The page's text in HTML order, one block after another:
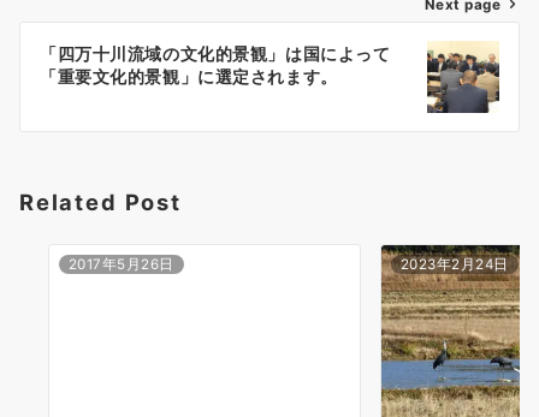
ン
Next page
「四万十川流域の文化的景観」は国によって
「重要文化的景観」に選定されます。
Related Post
2017年5月26日 2023年2月24日